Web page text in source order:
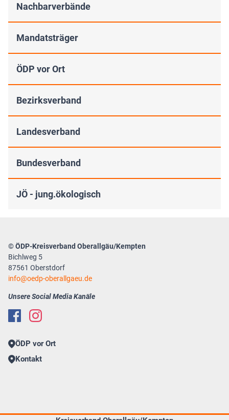
Nachbarverbände
Mandatsträger
ÖDP vor Ort
Bezirksverband
Landesverband
Bundesverband
JÖ - jung.ökologisch
© ÖDP-Kreisverband Oberallgäu/Kempten
Bichlweg 5
87561 Oberstdorf
info
oedp-oberallgaeu.de
Unsere Social Media Kanäle
ÖDP vor Ort
Kontakt